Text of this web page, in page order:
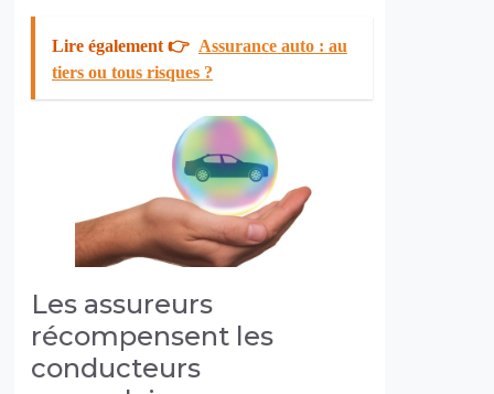
Lire également 👉 Assurance auto : au
tiers ou tous risques ?
Les assureurs
récompensent les
conducteurs